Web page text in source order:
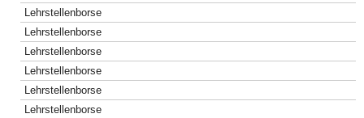
Lehrstellenborse
Lehrstellenborse
Lehrstellenborse
Lehrstellenborse
Lehrstellenborse
Lehrstellenborse